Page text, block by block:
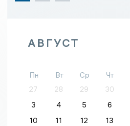
АВГУСТ
Пн Вт Ср Чт
27
28 29 30
3
4 5 6
10
11 12 13